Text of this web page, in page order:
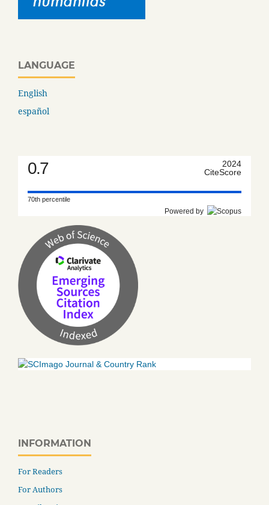
LANGUAGE
English
español
0.7
2024
CiteScore
70th percentile
Powered by
INFORMATION
For Readers
For Authors